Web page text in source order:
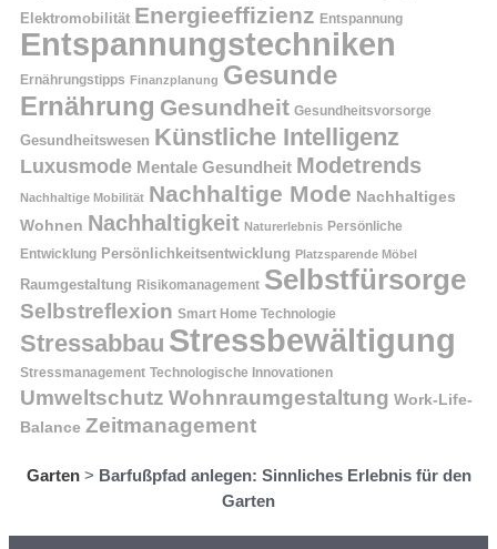
Elektromobilität Energieeffizienz Entspannung
Entspannungstechniken
Ernährungstipps Finanzplanung Gesunde
Ernährung Gesundheit Gesundheitsvorsorge
Gesundheitswesen Künstliche Intelligenz
Luxusmode Mentale Gesundheit Modetrends
Nachhaltige Mobilität Nachhaltige Mode Nachhaltiges
Wohnen Nachhaltigkeit Naturerlebnis Persönliche
Entwicklung Persönlichkeitsentwicklung Platzsparende Möbel
Raumgestaltung Risikomanagement Selbstfürsorge
Selbstreflexion Smart Home Technologie
Stressabbau Stressbewältigung
Stressmanagement Technologische Innovationen
Umweltschutz Wohnraumgestaltung Work-Life-
Balance Zeitmanagement
Garten> Barfußpfad anlegen: Sinnliches Erlebnis für den
Garten